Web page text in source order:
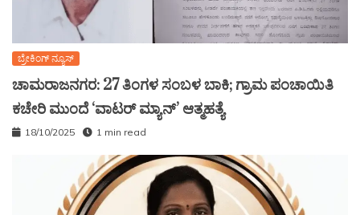
ಬ್ರೇಕಿಂಗ್ ನ್ಯೂಸ್
ಚಾಮರಾಜನಗರ: 27 ತಿಂಗಳ ಸಂಬಳ ಬಾಕಿ; ಗ್ರಾಮ ಪಂಚಾಯಿತಿ
ಕಚೇರಿ ಮುಂದೆ ‘ವಾಟರ್ ಮ್ಯಾನ್’ ಆತ್ಮಹತ್ಯೆ
18/10/2025 1 min read